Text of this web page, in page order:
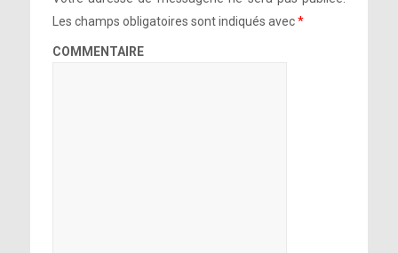
Les champs obligatoires sont indiqués avec*
COMMENTAIRE